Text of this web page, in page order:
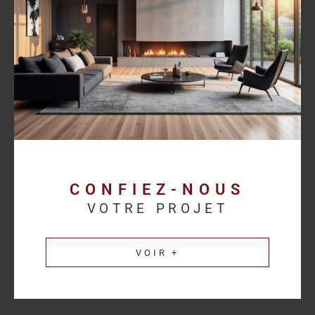
Découvrez lesannonces immobilières professionnelles au
Havreet bénéficiez d’un accompagnement sur mesure pour
concrétiser votre projet.
Une estimation
immobilière précise pour
parfaite connaissance du marché et des spécificités de chaque
secteur d’activité. HM Immo-Pro réalise des estimations fiables
CONFIEZ-NOUS
VOTRE PROJET
VOIR +